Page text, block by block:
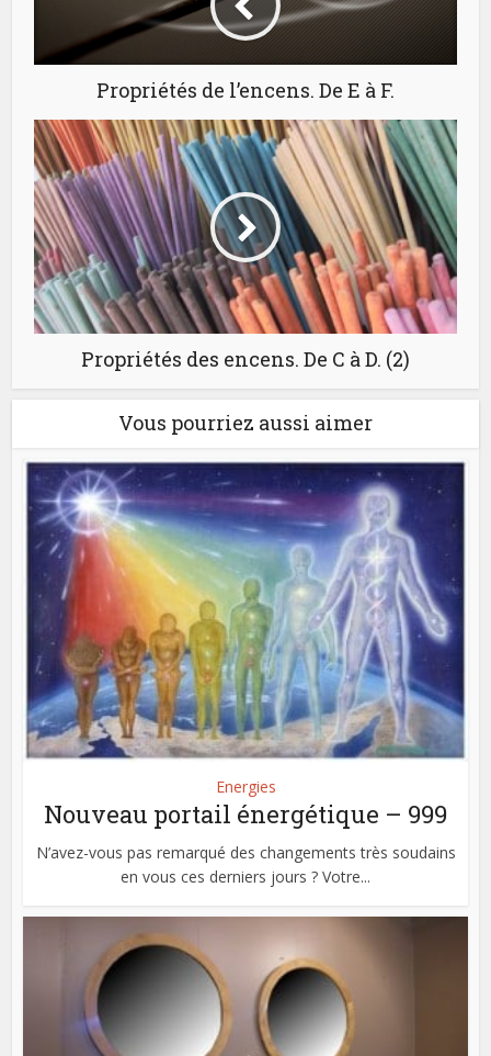
Propriétés de l’encens. De E à F.
Propriétés des encens. De C à D. (2)
Vous pourriez aussi aimer
Energies
Nouveau portail énergétique – 999
N’avez-vous pas remarqué des changements très soudains
en vous ces derniers jours ? Votre...